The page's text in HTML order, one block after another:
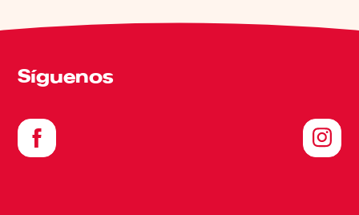
Síguenos